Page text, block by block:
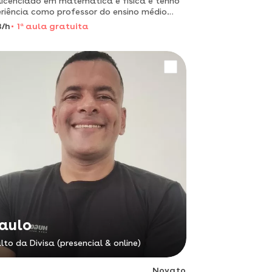
como professor do ensino médio
estado dabahia
h 1 aaula gratuita
da Divisa (presencial & online)
Novato